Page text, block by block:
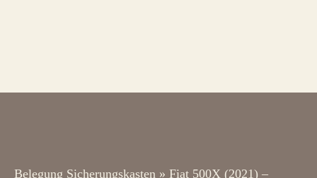
Belegung Sicherungskasten » Fiat 500X (2021) –